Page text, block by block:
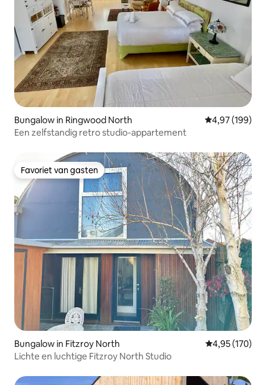
Bungalow in Ringwood North Gemiddelde
4,97 (199)
Een zelfstandig retro studio-appartement
Favoriet van gasten
Favoriet van gasten
Bungalow in Fitzroy North Gemiddelde
4,95 (170)
Lichte en luchtige Fitzroy North Studio